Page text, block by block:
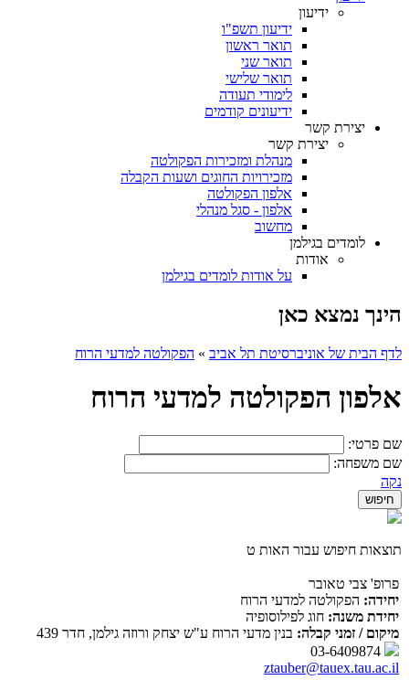
ידיעון
ידיעון תשפ"ו
תואר ראשון
תואר שני
תואר שלישי
לימודי תעודה
ידיעונים קודמים
יצירת קשר
יצירת קשר
מנהלת ומזכירות הפקולטה
מזכירויות החוגים ושעות הקבלה
אלפון הפקולטה
אלפון - סגל מנהלי
מחשוב
לומדים בגילמן
אודות
על אודות לומדים בגילמן
הינך נמצא כאן
לדף הבית של אוניברסיטת תל אביב » הפקולטה למדעי הרוח
אלפון הפקולטה למדעי הרוח
שם פרטי:
שם משפחה:
נקה
תוצאות חיפוש עבור האות ט
פרופ' צבי טאובר
יחידה: הפקולטה למדעי הרוח
יחידת משנה: חוג לפילוסופיה
מיקום / זמני קבלה: בנין מדעי הרוח ע"ש יצחק ורוזה גילמן, חדר 439
ztauber@tauex.tau.ac.il